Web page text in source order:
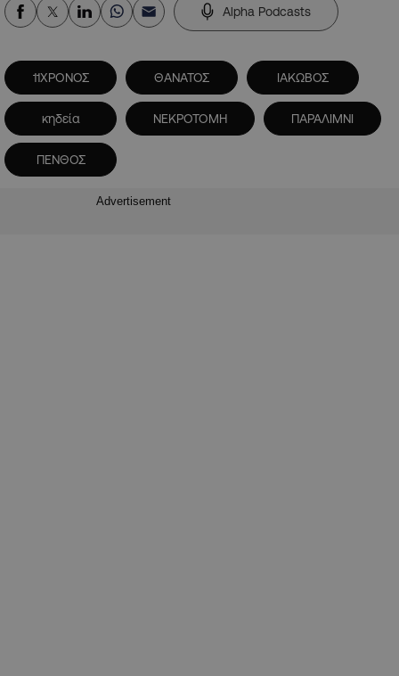
Alpha Podcasts
11ΧΡΟΝΟΣ ΘΑΝΑΤΟΣ ΙΑΚΩΒΟΣ
κηδεία ΝΕΚΡΟΤΟΜΗ ΠΑΡΑΛΙΜΝΙ
ΠΕΝΘΟΣ
Advertisement